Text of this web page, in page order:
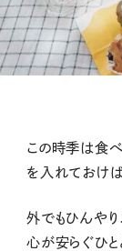
この時季は食
を入れておけば
外でもひんやり
心が安らぐひと